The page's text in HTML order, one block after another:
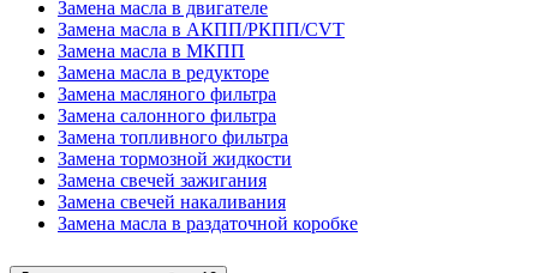
Замена масла в двигателе
Замена масла в АКПП/РКПП/CVT
Замена масла в МКПП
Замена масла в редукторе
Замена масляного фильтра
Замена салонного фильтра
Замена топливного фильтра
Замена тормозной жидкости
Замена свечей зажигания
Замена свечей накаливания
Замена масла в раздаточной коробке